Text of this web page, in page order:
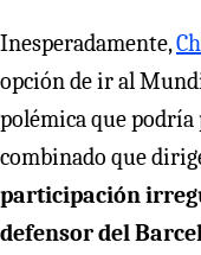
Inesperadamente,
opción de ir al
polémica que
combinado que
participación
defensor del